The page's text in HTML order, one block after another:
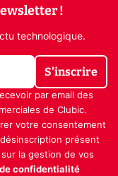
!
technologique.
S'inscrire
par email des
de Clubic.
votre consentement
présent
la gestion de vos
confidentialité